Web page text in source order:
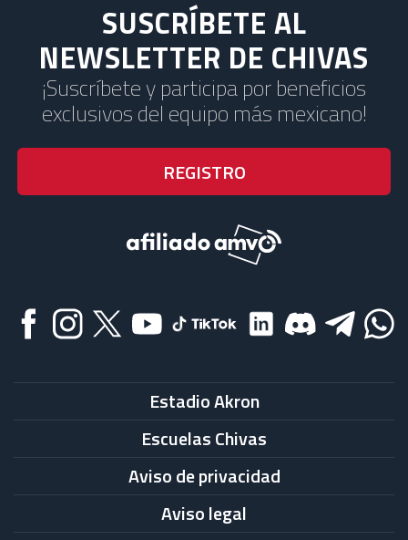
SUSCRÍBETE AL
NEWSLETTER DE CHIVAS
¡Suscríbete y participa por beneficios
exclusivos del equipo más mexicano!
Estadio Akron
Escuelas Chivas
Aviso de privacidad
Aviso legal